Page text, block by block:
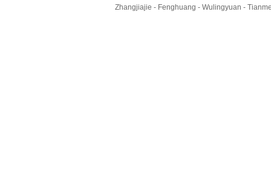
Zhangjiajie - Fenghuang - Wulingyuan -